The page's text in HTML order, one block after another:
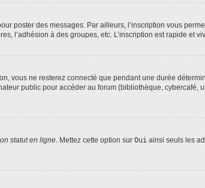
poster des messages. Par ailleurs, l’inscription vous
l’adhésion à des groupes, etc. L’inscription est rapide et
vous ne resterez connecté que pendant une durée
public pour accéder au forum (bibliothèque, cybercafé,
statut en ligne. Mettez cette option sur Oui ainsi seuls les